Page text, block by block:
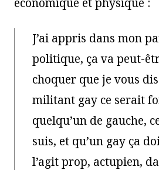
J’ai appris dans mon
politique, ça va peut-
choquer que je vous
militant gay ce serait
quelqu’un de gauche,
suis, et qu’un gay ça
l’agit prop, actupien,